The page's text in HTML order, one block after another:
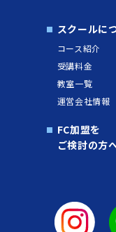
スクールに
コース紹介
受講料金
教室一覧
運営会社情報
FC加盟を
ご検討の方